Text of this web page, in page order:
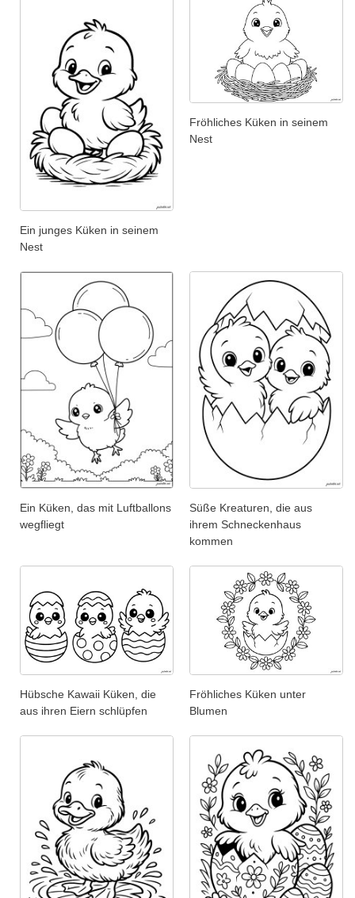
Ein junges Küken in seinem
Nest
Fröhliches Küken in seinem
Nest
Ein Küken, das mit Luftballons
wegfliegt
Süße Kreaturen, die aus
ihrem Schneckenhaus
kommen
Hübsche Kawaii Küken, die
aus ihren Eiern schlüpfen
Fröhliches Küken unter
Blumen